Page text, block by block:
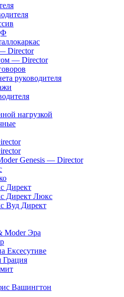
Director
— Director
руководителя
нагрузкой
Genesis — Director
Директ
Директ Люкс
Вуд Директ
Moder Эра
Ексесутиве
Грация
Вашингтон